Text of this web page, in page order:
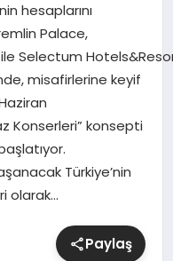
hesaplarını
Palace,
Selectum
misafirlerine keyif
Konserleri” konsepti
Türkiye’nin
olarak…
Paylaş